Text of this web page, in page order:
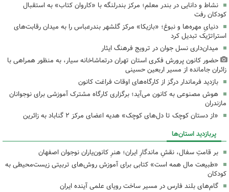
نشاط و دانایی در بندر معلم؛ مرکز بندرلنگه با «کاروان کتاب» به استقبال
کودکان رفت
دنیایِ مهره‌ها و نبوغ؛ «بازیکا» مرکز گلشهر بندرعباس را به میدان رقابت‌های
استراتژیک تبدیل کرد
میدان‌داری نسل جوان در ترویج فرهنگ ایثار
حضور کانون پرورش فکری استان تهران درتماشاخانه سیار، به منظور همراهی با
زائران جامانده از مسیر اربعین حسینی
بازدید فرماندار درگز از کارگاه‌های اوقات فراغت کانون
هوش مصنوعی به کانون می‌آید؛ برگزاری کارگاه مشترک آموزشی برای نوجوانان
مازندران
«از دستان کوچک تا دل‌های کوچک» هدیه اعضای مرکز ۲ گناباد به زائرین
پربازدید استان‌ها
بر قامتِ سفال، نقشِ ماندگارِ ایران؛ هنرِ کانون‌یاران نوجوان اصفهان
«طبیعت مال همه است» کتابی برای آموزش روش‌های تربیتی زیست‌محیطی به
کودکان
گام‌های بلند فارس در مسیر ساخت رویای علمی آینده ایران